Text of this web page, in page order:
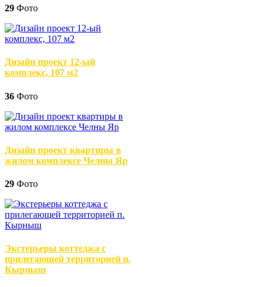
29 Фото
Дизайн проект 12-ый
комплекс, 107 м2
36 Фото
Дизайн проект квартиры в
жилом комплексе Челны Яр
29 Фото
Экстерьеры коттеджа с
прилегающей территорией п.
Кырныш